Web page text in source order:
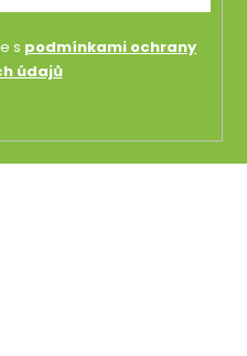
s podmínkami ochrany
údajů